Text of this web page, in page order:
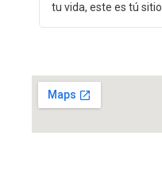
tu vida, este es tú sitio.